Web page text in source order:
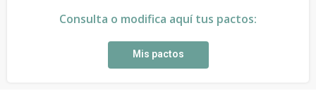
Consulta o modifica aquí tus pactos:
Mis pactos